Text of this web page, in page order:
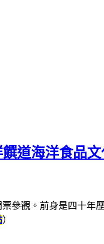
道海洋食品文
參觀。前身是四十年
）